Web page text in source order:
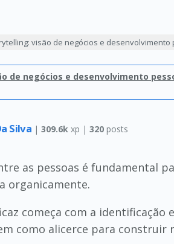
visão de negócios e desenvolvimento
de negócios e desenvolvimento
Silva | 309.6k xp | 320posts
as pessoas é fundamental
organicamente.
começa com a
como alicerce para